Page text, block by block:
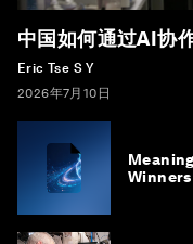
中国如何通过AI协
Eric Tse S Y
2026年7月10日